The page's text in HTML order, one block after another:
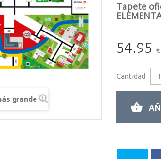
grande
Tapete
54.95
Cantidad